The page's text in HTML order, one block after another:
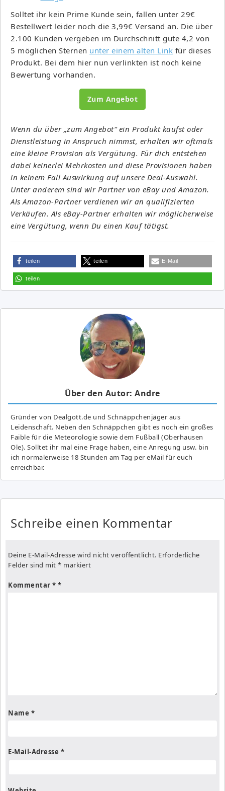
Solltet ihr kein Prime Kunde sein, fallen unter 29€
Bestellwert leider noch die 3,99€ Versand an. Die über
2.100 Kunden vergeben im Durchschnitt gute 4,2 von
5 möglichen Sternen unter einem alten Link für dieses
Produkt. Bei dem hier nun verlinkten ist noch keine
Bewertung vorhanden.
Zum Angebot
Wenn du über „zum Angebot“ ein Produkt kaufst oder
Dienstleistung in Anspruch nimmst, erhalten wir oftmals
eine kleine Provision als Vergütung. Für dich entstehen
dabei keinerlei Mehrkosten und diese Provisionen haben
in keinem Fall Auswirkung auf unsere Deal-Auswahl.
Unter anderem sind wir Partner von eBay und Amazon.
Als Amazon-Partner verdienen wir an qualifizierten
Verkäufen. Als eBay-Partner erhalten wir möglicherweise
eine Vergütung, wenn Du einen Kauf tätigst.
teilen teilen E-Mail
teilen
Über den Autor: Andre
Gründer von Dealgott.de und Schnäppchenjäger aus
Leidenschaft. Neben den Schnäppchen gibt es noch ein großes
Fai­ble für die Meteorologie sowie dem Fußball (Oberhausen
Ole). Solltet ihr mal eine Frage haben, eine Anregung usw. bin
ich normalerweise 18 Stunden am Tag per eMail für euch
erreichbar.
Schreibe einen Kommentar
Deine E-Mail-Adresse wird nicht veröffentlicht. Erforderliche
Felder sind mit * markiert
Kommentar *
Name *
E-Mail-Adresse *